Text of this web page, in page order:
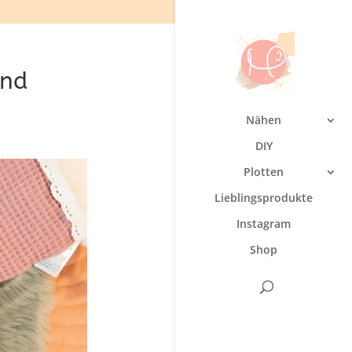
Nähen
DIY
Plotten
Lieblingsprodukte
Instagram
Shop